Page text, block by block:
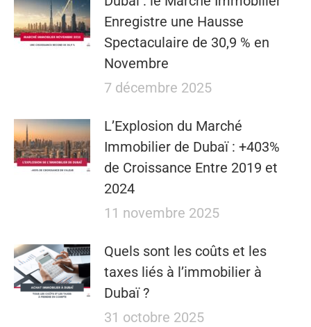
Enregistre une Hausse
Spectaculaire de 30,9 % en
Novembre
7 décembre 2025
L’Explosion du Marché
Immobilier de Dubaï : +403%
de Croissance Entre 2019 et
2024
11 novembre 2025
Quels sont les coûts et les
taxes liés à l’immobilier à
Dubaï ?
31 octobre 2025